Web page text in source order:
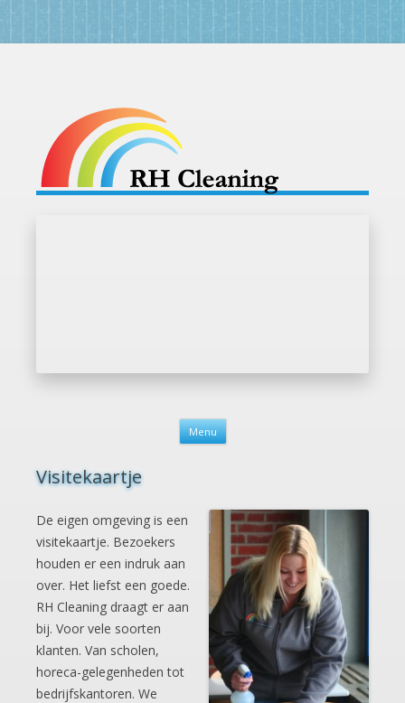
Menu Spring naar de inhoud
Visitekaartje
De eigen omgeving is een
visitekaartje. Bezoekers
houden er een indruk aan
over. Het liefst een goede.
RH Cleaning draagt er aan
bij. Voor vele soorten
klanten. Van scholen,
horeca-gelegenheden tot
bedrijfskantoren. We